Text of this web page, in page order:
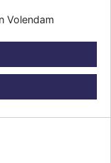
Volendam